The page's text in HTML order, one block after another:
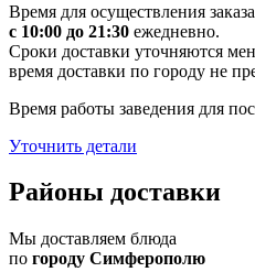
Время для осуществления заказа
с 10:00 до 21:30 ежедневно.
Сроки доставки уточняются
время доставки по городу не
Время работы заведения для
Уточнить детали
Районы доставки
Мы доставляем блюда
по городу Симферополю